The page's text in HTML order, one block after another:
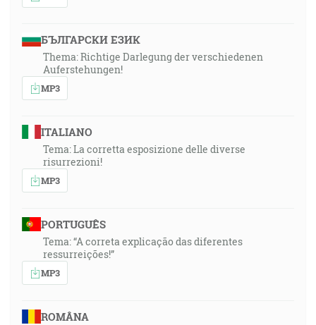
БЪЛГАРСКИ ЕЗИК
Thema: Richtige Darlegung der verschiedenen
Auferstehungen!
MP3
ITALIANO
Tema: La corretta esposizione delle diverse
risurrezioni!
MP3
PORTUGUÊS
Tema: “A correta explicação das diferentes
ressurreições!”
MP3
ROMÂNA